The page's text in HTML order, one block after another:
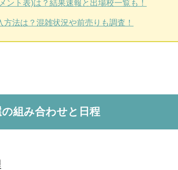
ト表)は？結果速報と出場校一覧も！
法は？混雑状況や前売りも調査！
組み合わせと日程